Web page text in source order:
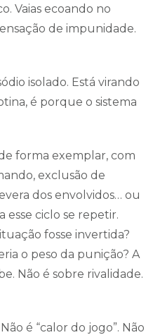
Vaias ecoando no
de impunidade.
isolado. Está virando
é porque o sistema
forma exemplar, com
exclusão de
dos envolvidos… ou
esse ciclo se repetir.
fosse invertida?
o peso da punição? A
Não é sobre rivalidade.
é “calor do jogo”. Não